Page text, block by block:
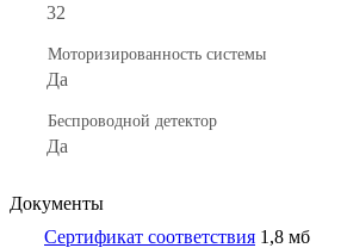
32
Моторизированность системы
Да
Беспроводной детектор
Да
Документы
Сертификат соответствия 1,8 мб